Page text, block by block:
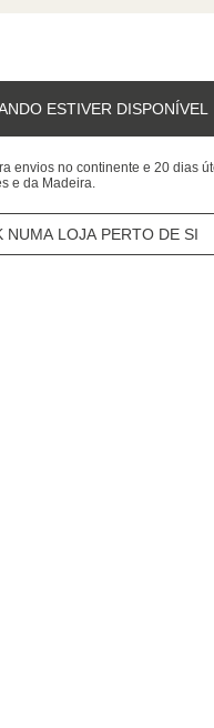
ESTIVER DISPONÍVEL
envios no continente e 20 dias
e da Madeira.
NUMA LOJA PERTO DE SI